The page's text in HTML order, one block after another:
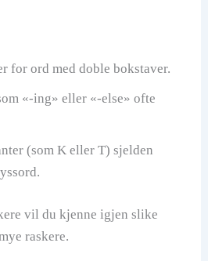
for ord med doble bokstaver.
«-ing» eller «-else» ofte
(som K eller T) sjelden
vil du kjenne igjen slike
raskere.